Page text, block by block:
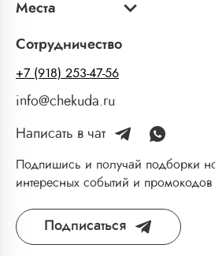
Места
Сотрудничество
+7 (918) 253-47-56
info@chekuda.ru
Написать в чат
Подпишись и получай подборки
интересных событий и промокодов
Подписаться